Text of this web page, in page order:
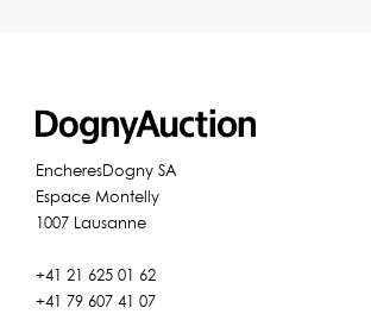
EncheresDogny SA
Espace Montelly
1007 Lausanne
+41 21 625 01 62
+41 79 607 41 07